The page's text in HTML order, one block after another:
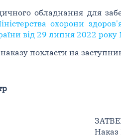
обладнання для
охорони
від 29 липня 2022 року
покласти на
Наказ